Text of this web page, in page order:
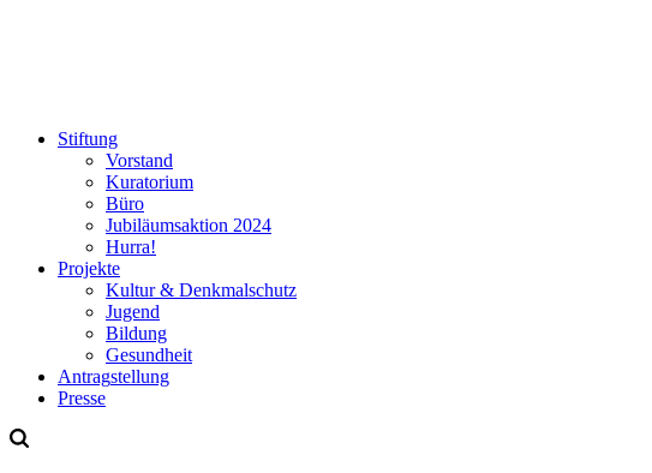
Stiftung
Vorstand
Kuratorium
Büro
Jubiläumsaktion 2024
Hurra!
Projekte
Kultur & Denkmalschutz
Jugend
Bildung
Gesundheit
Antragstellung
Presse